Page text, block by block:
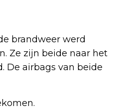
brandweer werd
Ze zijn beide naar het
De airbags van beide